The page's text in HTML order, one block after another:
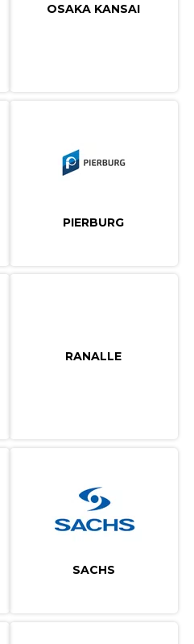
OSAKA KANSAI
PIERBURG
RANALLE
SACHS